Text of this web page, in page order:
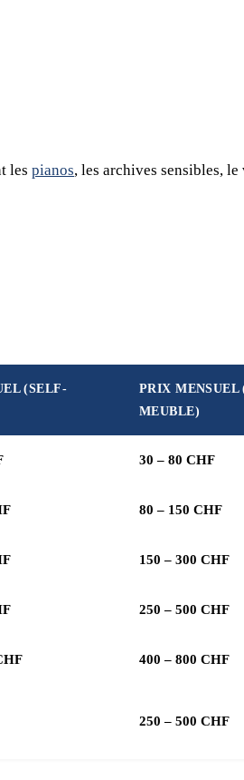
les pianos, les archives sensibles, le
(SELF-
PRIX MENSUEL
MEUBLE)
30 – 80 CHF
80 – 150 CHF
150 – 300 CHF
250 – 500 CHF
400 – 800 CHF
250 – 500 CHF